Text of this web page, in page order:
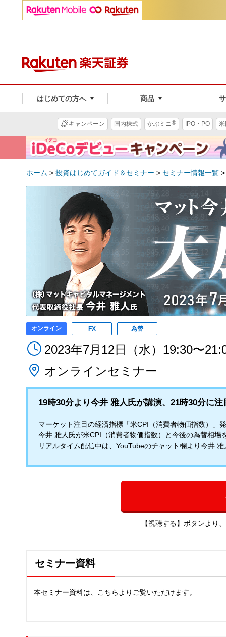
はじめての方へ 商品
キャンペーン 国内株式 かぶミニ® IPO・PO
ホーム > 投資はじめてガイド＆セミナー > セミナー情報一覧
オンライン FX 為替
2023年7月12日（水）19:30〜
オンラインセミナー
19時30分より今井 雅人氏が講演、21時30分に
マーケット注目の経済指標「米CPI（消費者物価指数）」
今井 雅人氏が米CPI（消費者物価指数）と今後の為替相場
リアルタイム配信中は、YouTubeのチャット欄より今井
【視聴する】ボタンより
セミナー資料
本セミナー資料は、こちらよりご覧いただけます。